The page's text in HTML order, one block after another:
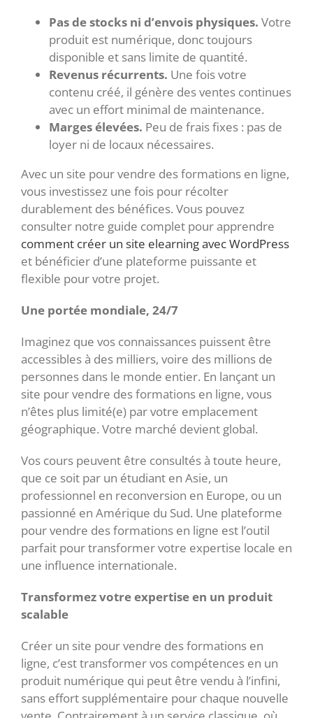
Pas de stocks ni d’envois physiques. Votre
produit est numérique, donc toujours
disponible et sans limite de quantité.
Revenus récurrents. Une fois votre
contenu créé, il génère des ventes continues
avec un effort minimal de maintenance.
Marges élevées. Peu de frais fixes : pas de
loyer ni de locaux nécessaires.
Avec un site pour vendre des formations en ligne,
vous investissez une fois pour récolter
durablement des bénéfices. Vous pouvez
consulter notre guide complet pour apprendre
comment créer un site elearning avec WordPress
et bénéficier d’une plateforme puissante et
flexible pour votre projet.
Une portée mondiale, 24/7
Imaginez que vos connaissances puissent être
accessibles à des milliers, voire des millions de
personnes dans le monde entier. En lançant un
site pour vendre des formations en ligne, vous
n’êtes plus limité(e) par votre emplacement
géographique. Votre marché devient global.
Vos cours peuvent être consultés à toute heure,
que ce soit par un étudiant en Asie, un
professionnel en reconversion en Europe, ou un
passionné en Amérique du Sud. Une plateforme
pour vendre des formations en ligne est l’outil
parfait pour transformer votre expertise locale en
une influence internationale.
Transformez votre expertise en un produit
scalable
Créer un site pour vendre des formations en
ligne, c’est transformer vos compétences en un
produit numérique qui peut être vendu à l’infini,
sans effort supplémentaire pour chaque nouvelle